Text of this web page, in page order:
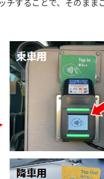
することで、そのまま